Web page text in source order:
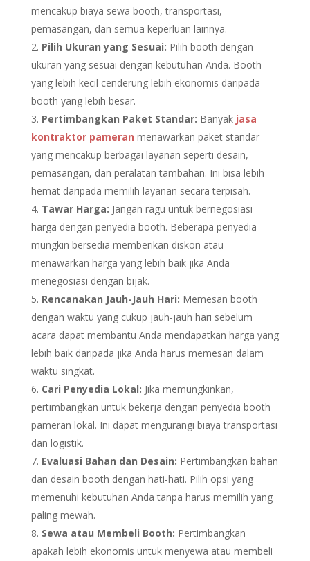
mencakup biaya sewa booth, transportasi,
pemasangan, dan semua keperluan lainnya.
Pilih Ukuran yang Sesuai: Pilih booth dengan
ukuran yang sesuai dengan kebutuhan Anda. Booth
yang lebih kecil cenderung lebih ekonomis daripada
booth yang lebih besar.
Pertimbangkan Paket Standar: Banyak jasa
kontraktor pameran menawarkan paket standar
yang mencakup berbagai layanan seperti desain,
pemasangan, dan peralatan tambahan. Ini bisa lebih
hemat daripada memilih layanan secara terpisah.
Tawar Harga: Jangan ragu untuk bernegosiasi
harga dengan penyedia booth. Beberapa penyedia
mungkin bersedia memberikan diskon atau
menawarkan harga yang lebih baik jika Anda
menegosiasi dengan bijak.
Rencanakan Jauh-Jauh Hari: Memesan booth
dengan waktu yang cukup jauh-jauh hari sebelum
acara dapat membantu Anda mendapatkan harga yang
lebih baik daripada jika Anda harus memesan dalam
waktu singkat.
Cari Penyedia Lokal: Jika memungkinkan,
pertimbangkan untuk bekerja dengan penyedia booth
pameran lokal. Ini dapat mengurangi biaya transportasi
dan logistik.
Evaluasi Bahan dan Desain: Pertimbangkan bahan
dan desain booth dengan hati-hati. Pilih opsi yang
memenuhi kebutuhan Anda tanpa harus memilih yang
paling mewah.
Sewa atau Membeli Booth: Pertimbangkan
apakah lebih ekonomis untuk menyewa atau membeli